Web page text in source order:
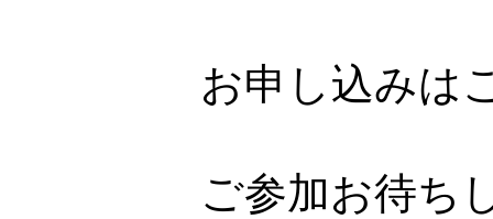
お申し込みは
ご参加お待ち